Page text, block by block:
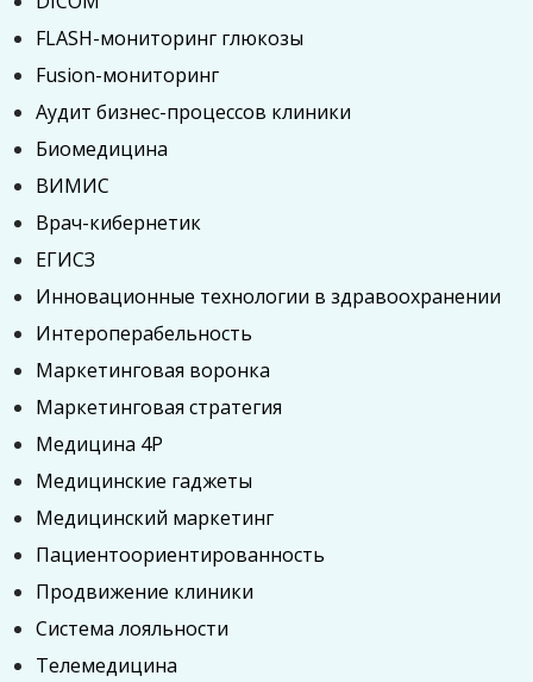
FLASH-мониторинг глюкозы
Fusion-мониторинг
Аудит бизнес-процессов клиники
Биомедицина
ВИМИС
Врач-кибернетик
ЕГИСЗ
Инновационные технологии в здравоохранении
Интероперабельность
Маркетинговая воронка
Маркетинговая стратегия
Медицина 4P
Медицинские гаджеты
Медицинский маркетинг
Пациентоориентированность
Продвижение клиники
Система лояльности
Телемедицина